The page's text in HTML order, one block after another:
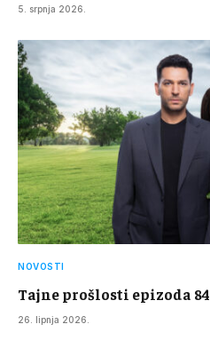
5. srpnja 2026.
NOVOSTI
Tajne prošlosti epizoda 84
26. lipnja 2026.